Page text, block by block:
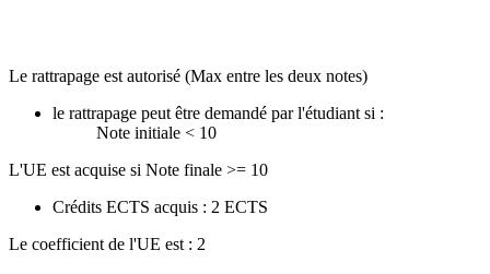
Le rattrapage est autorisé (Max entre les deux notes)
le rattrapage peut être demandé par l'étudiant si :
Note initiale < 10
L'UE est acquise si Note finale >= 10
Crédits ECTS acquis : 2 ECTS
Le coefficient de l'UE est : 2